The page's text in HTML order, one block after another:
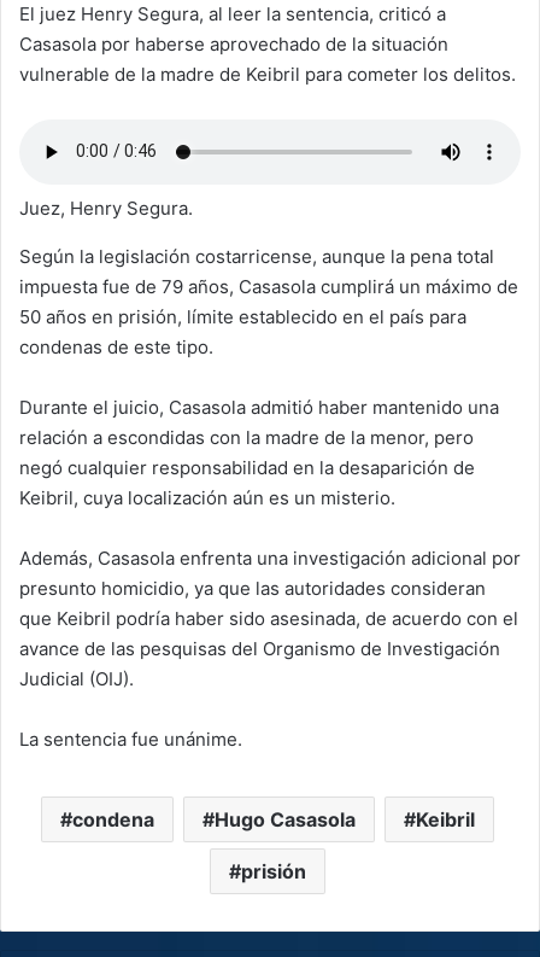
El juez Henry Segura, al leer la sentencia, criticó a
Casasola por haberse aprovechado de la situación
vulnerable de la madre de Keibril para cometer los delitos.
Juez, Henry Segura.
Según la legislación costarricense, aunque la pena total
impuesta fue de 79 años, Casasola cumplirá un máximo de
50 años en prisión, límite establecido en el país para
condenas de este tipo.
Durante el juicio, Casasola admitió haber mantenido una
relación a escondidas con la madre de la menor, pero
negó cualquier responsabilidad en la desaparición de
Keibril, cuya localización aún es un misterio.
Además, Casasola enfrenta una investigación adicional por
presunto homicidio, ya que las autoridades consideran
que Keibril podría haber sido asesinada, de acuerdo con el
avance de las pesquisas del Organismo de Investigación
Judicial (OIJ).
La sentencia fue unánime.
condena Hugo Casasola Keibril
prisión